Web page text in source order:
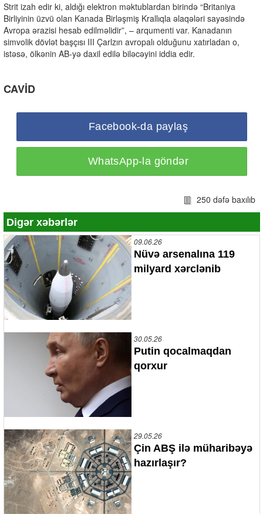
Strit izah edir ki, aldığı elektron məktublardan birində “Britaniya
Birliyinin üzvü olan Kanada Birləşmiş Krallıqla əlaqələri sayəsində
Avropa ərazisi hesab edilməlidir”, – arqumenti var. Kanadanın
simvolik dövlət başçısı III Çarlzın avropalı olduğunu xatırladan o,
istəsə, ölkənin AB-yə daxil edilə biləcəyini iddia edir.
CAVİD
Facebook-da paylaş
WhatsApp-la göndər
250 dəfə baxılıb
Digər xəbərlər
09.06.26
Nüvə arsenalına 119
milyard xərclənib
30.05.26
Putin qocalmaqdan
qorxur
29.05.26
Çin ABŞ ilə müharibəyə
hazırlaşır?